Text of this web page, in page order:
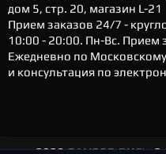
дом 5, стр. 20, магазин L-21
Прием заказов 24/7 -
10:00 - 20:00. Пн-Вс. Прием
Ежедневно по
и консультация по